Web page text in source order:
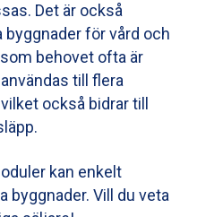
Det är också
för vård och
behovet ofta är
till flera
också bidrar till
kan enkelt
byggnader. Vill du veta